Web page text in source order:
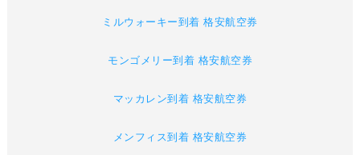
ミルウォーキー到着 格安航空券
モンゴメリー到着 格安航空券
マッカレン到着 格安航空券
メンフィス到着 格安航空券